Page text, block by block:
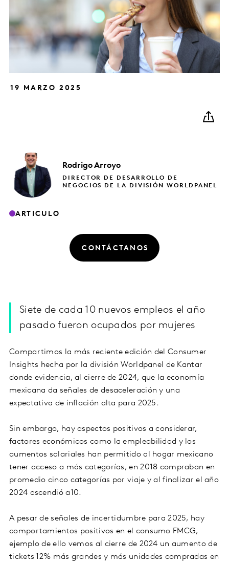
19 MARZO 2025
RodrigoArroyo
DIRECTOR DE DESARROLLO DE
NEGOCIOS DE LA DIVISIÓN WORLDPANEL
ARTICULO
CONTÁCTANOS
Siete de cada 10 nuevos empleos el año
pasado fueron ocupados por mujeres
Compartimos la más reciente edición del Consumer
Insights hecha por la división Worldpanel de Kantar
donde evidencia, al cierre de 2024, que la economía
mexicana da señales de desaceleración y una
expectativa de inflación alta para 2025.
Sin embargo, hay aspectos positivos a considerar,
factores económicos como la empleabilidad y los
aumentos salariales han permitido al hogar mexicano
tener acceso a más categorías, en 2018 compraban en
promedio cinco categorías por viaje y al finalizar el año
2024 ascendió a10.
A pesar de señales de incertidumbre para 2025, hay
comportamientos positivos en el consumo FMCG,
ejemplo de ello vemos al cierre de 2024 un aumento de
tickets 12% más grandes y más unidades compradas en